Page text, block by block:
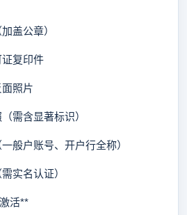
盖公章）
复印件
照片
含显著标识）
户账号、开户行全称）
实名认证）
活**